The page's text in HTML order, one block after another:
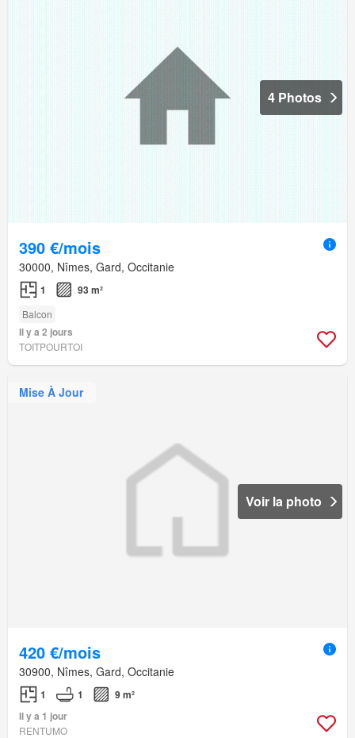
4 Photos
390 €/mois
30000, Nîmes, Gard, Occitanie
1 93 m²
Balcon
Il y a 2 jours
TOITPOURTOI
Mise À Jour
Voir la photo
420 €/mois
30900, Nîmes, Gard, Occitanie
1 1
9 m²
Il y a 1 jour
RENTUMO